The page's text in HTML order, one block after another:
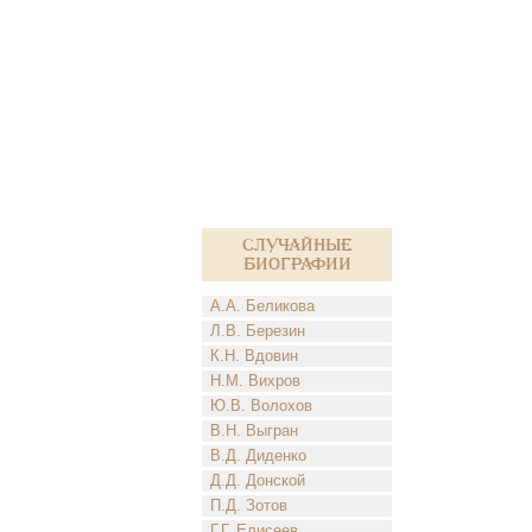
Случайные
биографии
А.А. Беликова
Л.В. Березин
К.Н. Вдовин
Н.М. Вихров
Ю.В. Волохов
В.Н. Выгран
В.Д. Диденко
Д.Д. Донской
П.Д. Зотов